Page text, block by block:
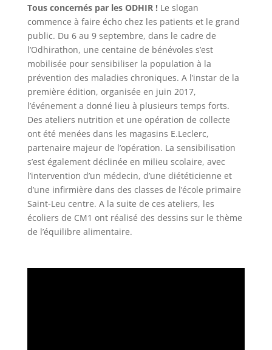
Tous concernés par les ODHIR !Le slogan
commence à faire écho chez les patients et le grand
public. Du 6 au 9 septembre, dans le cadre de
l’Odhirathon, une centaine de bénévoles s’est
mobilisée pour sensibiliser la population à la
prévention des maladies chroniques. A l’instar de la
première édition, organisée en juin 2017,
l’événement a donné lieu à plusieurs temps forts.
Des ateliers nutrition et une opération de collecte
ont été menées dans les magasins E.Leclerc,
partenaire majeur de l’opération. La sensibilisation
s’est également déclinée en milieu scolaire, avec
l’intervention d’un médecin, d’une diététicienne et
d’une infirmière dans des classes de l’école primaire
Saint-Leu centre. A la suite de ces ateliers, les
écoliers de CM1 ont réalisé des dessins sur le thème
de l’équilibre alimentaire.